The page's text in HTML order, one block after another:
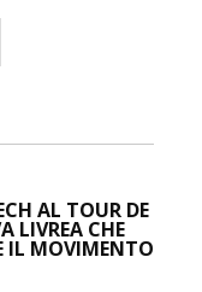
AL TOUR DE
LIVREA CHE
IL MOVIMENTO